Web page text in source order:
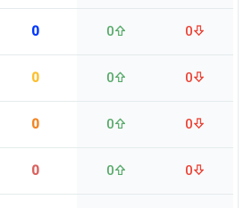
0 0 0
0 0 0
0 0 0
0 0 0